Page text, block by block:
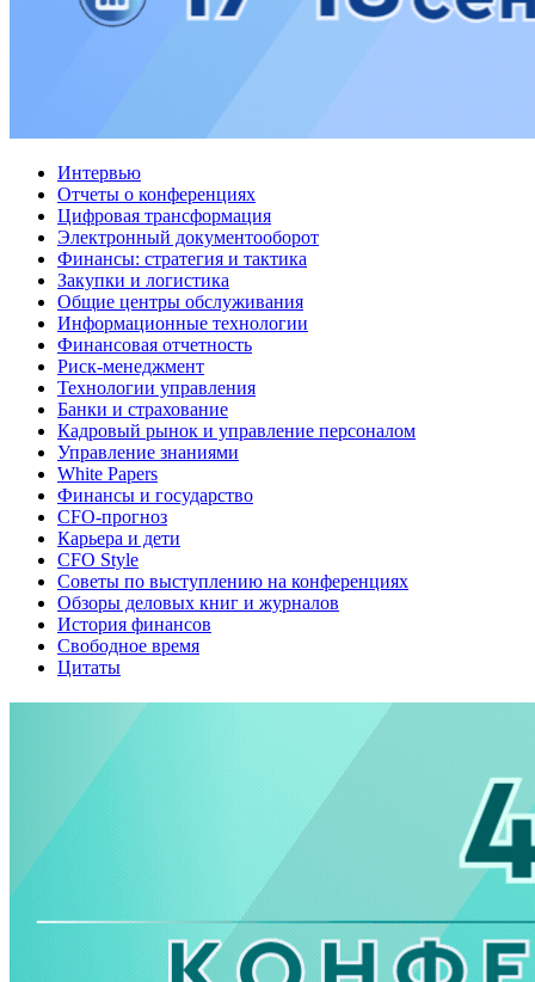
Интервью
Отчеты о конференциях
Цифровая трансформация
Электронный документооборот
Финансы: стратегия и тактика
Закупки и логистика
Общие центры обслуживания
Информационные технологии
Финансовая отчетность
Риск-менеджмент
Технологии управления
Банки и страхование
Кадровый рынок и управление персоналом
Управление знаниями
White Papers
Финансы и государство
CFO-прогноз
Карьера и дети
CFO Style
Советы по выступлению на конференциях
Обзоры деловых книг и журналов
История финансов
Свободное время
Цитаты